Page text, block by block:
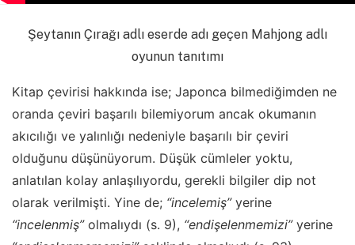
Şeytanın Çırağı adlı eserde adı geçen Mahjong adlı
oyunun tanıtımı
Kitap çevirisi hakkında ise; Japonca bilmediğimden ne
oranda çeviri başarılı bilemiyorum ancak okumanın
akıcılığı ve yalınlığı nedeniyle başarılı bir çeviri
olduğunu düşünüyorum. Düşük cümleler yoktu,
anlatılan kolay anlaşılıyordu, gerekli bilgiler dip not
olarak verilmişti. Yine de; “incelemiş”yerine
“incelenmiş”olmalıydı (s. 9), “endişelenmemizi”yerine